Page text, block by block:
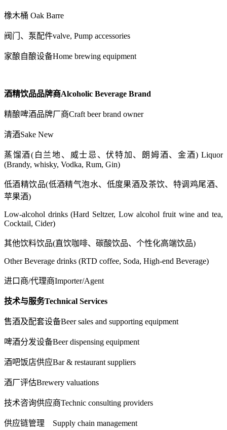
橡木桶 Oak Barre
阀门、泵配件valve, Pump accessories
家酿自酿设备Home brewing equipment
酒精饮品品牌商Alcoholic Beverage Brand
精酿啤酒品牌厂商Craft beer brand owner
清酒Sake New
蒸馏酒(白兰地、威士忌、伏特加、朗姆酒、金酒) Liquor
(Brandy, whisky, Vodka, Rum, Gin)
低酒精饮品(低酒精气泡水、低度果酒及茶饮、特调鸡尾酒、
苹果酒)
Low-alcohol drinks (Hard Seltzer, Low alcohol fruit wine and tea,
Cocktail, Cider)
其他饮料饮品(直饮咖啡、碳酸饮品、个性化高端饮品)
Other Beverage drinks (RTD coffee, Soda, High-end Beverage)
进口商/代理商Importer/Agent
技术与服务Technical Services
售酒及配套设备Beer sales and supporting equipment
啤酒分发设备Beer dispensing equipment
酒吧饭店供应Bar & restaurant suppliers
酒厂评估Brewery valuations
技术咨询供应商Technic consulting providers
供应链管理 Supply chain management